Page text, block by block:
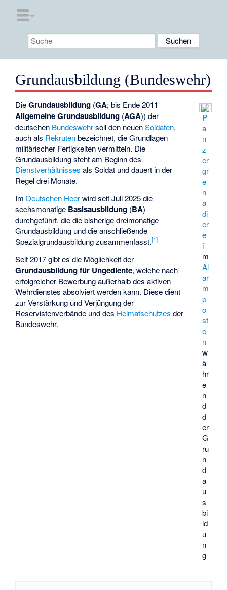
Grundausbildung (Bundeswehr)
P
a
n
z
er
gr
e
n
a
di
er
e
i
m
Al
ar
m
p
o
st
e
n
w
ä
hr
e
n
d
d
er
G
ru
n
d
a
u
s
bi
ld
u
n
g
DieGrundausbildung (GA; bis Ende 2011
Allgemeine Grundausbildung (AGA)) der
deutschen Bundeswehrsoll den neuenSoldaten,
auch als Rekrutenbezeichnet, die Grundlagen
militärischer Fertigkeiten vermitteln. Die
Grundausbildung steht am Beginn des
Dienstverhältnisses als Soldat und dauert in der
Regel drei Monate.
Im Deutschen Heerwird seit Juli 2025 die
sechsmonatige Basisausbildung (BA)
durchgeführt, die die bisherige dreimonatige
Grundausbildung und die anschließende
Spezialgrundausbildung zusammenfasst.[1]
Seit 2017 gibt es die Möglichkeit der
Grundausbildung für Ungediente, welche nach
erfolgreicher Bewerbung außerhalb des aktiven
Wehrdienstes absolviert werden kann. Diese dient
zur Verstärkung und Verjüngung der
Reservistenverbände und des Heimatschutzes der
Bundeswehr.